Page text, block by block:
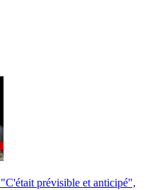
prévisible et anticipé",